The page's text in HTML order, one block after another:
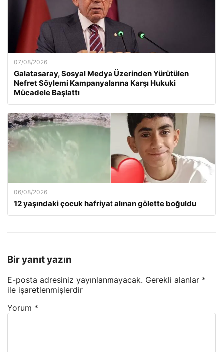
07/08/2026
Galatasaray, Sosyal Medya Üzerinden Yürütülen
Nefret Söylemi Kampanyalarına Karşı Hukuki
Mücadele Başlattı
06/08/2026
12 yaşındaki çocuk hafriyat alınan gölette boğuldu
Bir yanıt yazın
E-posta adresiniz yayınlanmayacak. Gerekli alanlar *
ile işaretlenmişlerdir
Yorum *